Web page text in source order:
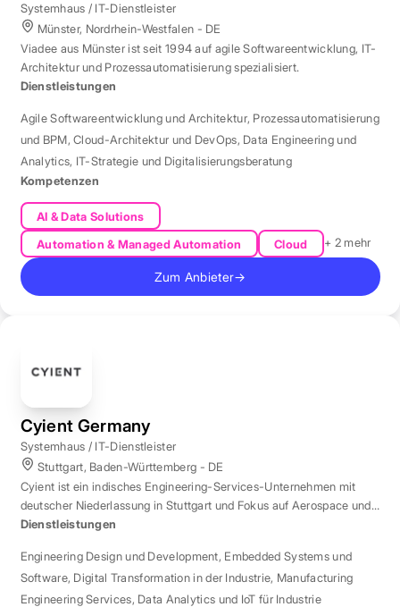
Systemhaus / IT-Dienstleister
Münster, Nordrhein-Westfalen - DE
Viadee aus Münster ist seit 1994 auf agile Softwareentwicklung, IT-
Architektur und Prozessautomatisierung spezialisiert.
Dienstleistungen
Agile Softwareentwicklung und Architektur, Prozessautomatisierung
und BPM,Cloud-Architektur und DevOps, Data Engineering und
Analytics, IT-Strategie und Digitalisierungsberatung
Kompetenzen
AI & Data Solutions
Automation & Managed Automation
Cloud + 2 mehr
Zum Anbieter→
Cyient Germany
Systemhaus / IT-Dienstleister
Stuttgart, Baden-Württemberg - DE
Cyient ist ein indisches Engineering-Services-Unternehmen mit
deutscher Niederlassung in Stuttgart und Fokus auf Aerospace und
Automotive.
Dienstleistungen
Engineering Design und Development, Embedded Systems und
Software, Digital Transformation in der Industrie, Manufacturing
Engineering Services, Data Analytics und IoT für Industrie